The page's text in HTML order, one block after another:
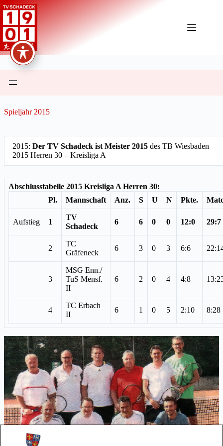
Zum
Inhalt
springen
Spieljahr 2015
2015: Der TV Schadeck ist Meister 2015 des TB Wiesbaden
2015 Herren 30 – Kreisliga A
Abschlusstabelle 2015 Kreisliga A Herren 30:
Pl.
Mannschaft Anz. S U N Pkte.
Aufstieg 1
TV
Schadeck
6 6 0 0 12:0 29:7
2
TC
Gräfeneck
6 3 0 3 6:6
3
MSG Enn./
TuS Mensf.
II
6 2 0 4 4:8
4
TC Erbach
II
6 1 0 5 2:10 8:28